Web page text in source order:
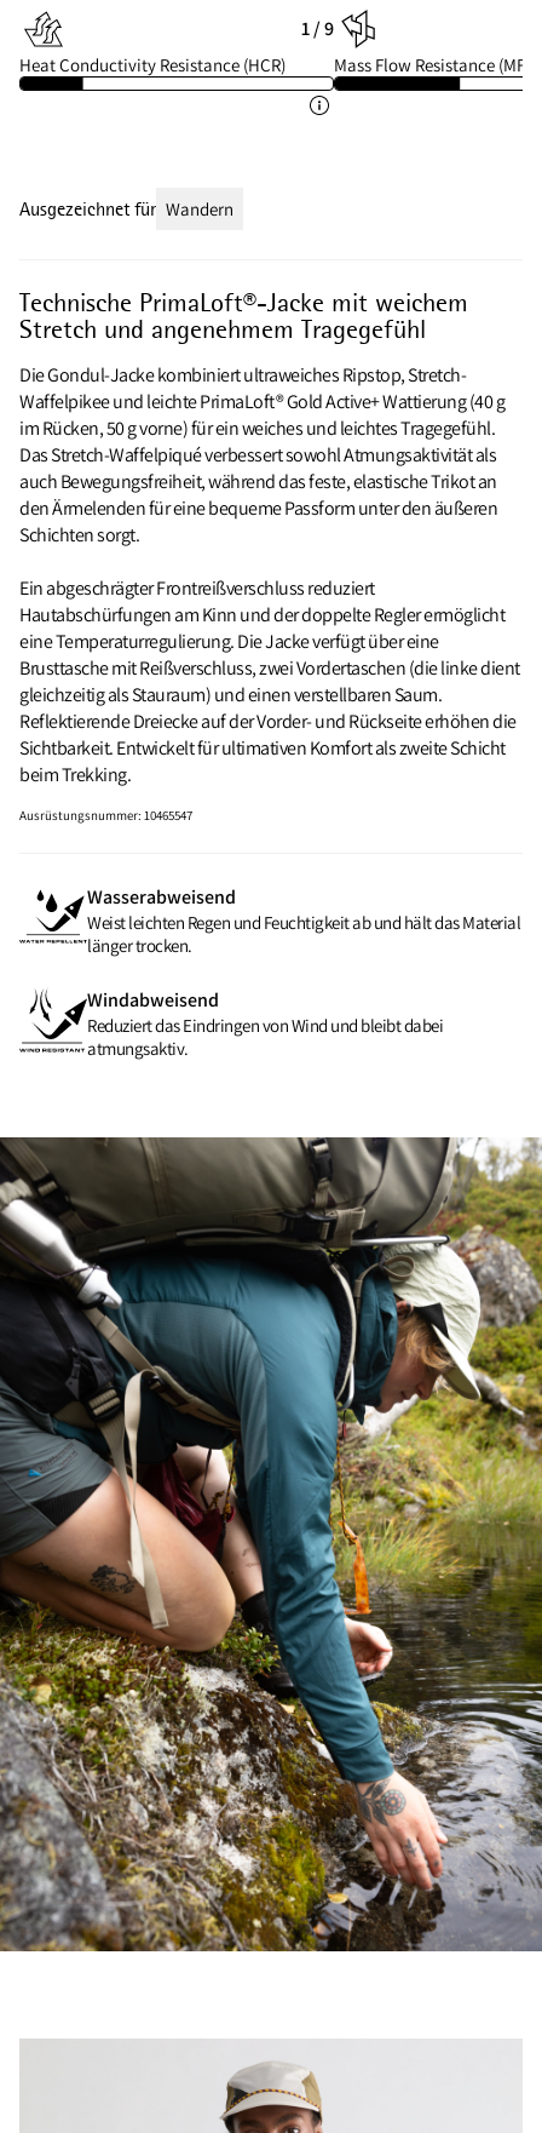
1 / 9
Heat Conductivity Resistance (HCR) Mass Flow Resistance (MFR)
Technische PrimaLoft®-Jacke mit weichem
Stretch und angenehmem Tragegefühl
Die Gondul-Jacke kombiniert ultraweiches Ripstop, Stretch-
Waffelpikee und leichte PrimaLoft® Gold Active+ Wattierung (40 g
im Rücken, 50 g vorne) für ein weiches und leichtes Tragegefühl.
Das Stretch-Waffelpiqué verbessert sowohl Atmungsaktivität als
auch Bewegungsfreiheit, während das feste, elastische Trikot an
den Ärmelenden für eine bequeme Passform unter den äußeren
Schichten sorgt.
Ein abgeschrägter Frontreißverschluss reduziert
Hautabschürfungen am Kinn und der doppelte Regler ermöglicht
eine Temperaturregulierung. Die Jacke verfügt über eine
Brusttasche mit Reißverschluss, zwei Vordertaschen (die linke dient
gleichzeitig als Stauraum) und einen verstellbaren Saum.
Reflektierende Dreiecke auf der Vorder- und Rückseite erhöhen die
Sichtbarkeit. Entwickelt für ultimativen Komfort als zweite Schicht
beim Trekking.
Ausrüstungsnummer:10465547
Wasserabweisend
Weist leichten Regen und Feuchtigkeit ab und hält das Material
länger trocken.
Windabweisend
Reduziert das Eindringen von Wind und bleibt dabei
atmungsaktiv.
Ausgezeichnet für Wandern